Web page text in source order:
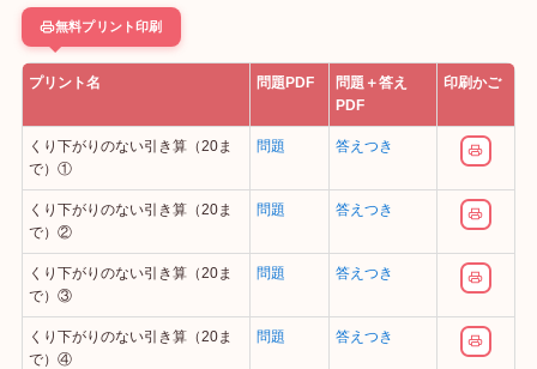
無料プリント印刷
プリント名 問題PDF
問題＋答え
PDF
印刷かご
くり下がりのない引き算（20ま
で）①
問題 答えつき
くり下がりのない引き算（20ま
で）②
問題 答えつき
くり下がりのない引き算（20ま
で）③
問題 答えつき
くり下がりのない引き算（20ま
で）④
問題 答えつき